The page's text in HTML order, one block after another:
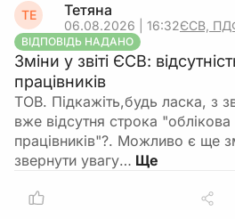
ТЕ Тетяна
06.08.2026 | 16:32ЄСВ,
ВІДПОВІДЬ НАДАНО
Зміни у звіті ЄСВ:
працівників
ТОВ. Підкажіть,будь ласка, з
вже відсутня строка "облікова
працівників"?. Можливо є ще
звернути увагу…